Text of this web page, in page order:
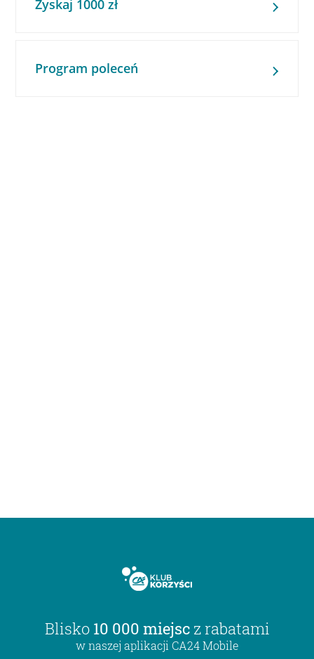
Zyskaj 1000 zł
Program poleceń
Blisko 10 000 miejsc z rabatami
w naszej aplikacji CA24 Mobile